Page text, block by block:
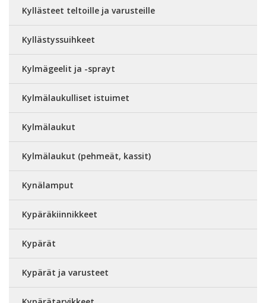
Kyllästeet teltoille ja varusteille
Kyllästyssuihkeet
Kylmägeelit ja -sprayt
Kylmälaukulliset istuimet
Kylmälaukut
Kylmälaukut (pehmeät, kassit)
Kynälamput
Kypäräkiinnikkeet
Kypärät
Kypärät ja varusteet